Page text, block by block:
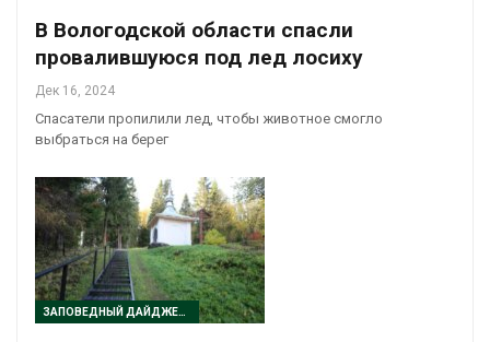
В Вологодской области спасли
провалившуюся под лед лосиху
Дек 16, 2024
Спасатели пропилили лед, чтобы животное смогло
выбраться на берег
ЗАПОВЕДНЫЙ ДАЙДЖЕСТ